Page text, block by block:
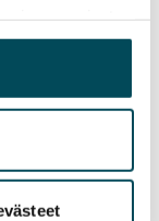
olet antanut
heidän